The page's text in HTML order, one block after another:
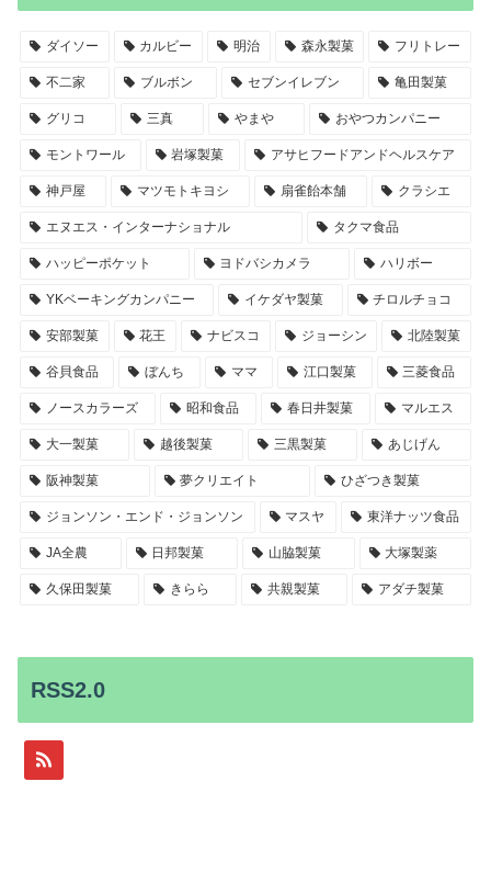
ダイソー カルビー 明治 森永製菓 フリトレー
不二家 ブルボン セブンイレブン 亀田製菓
グリコ 三真 やまや おやつカンパニー
モントワール 岩塚製菓 アサヒフードアンドヘルスケア
神戸屋 マツモトキヨシ 扇雀飴本舗 クラシエ
エヌエス・インターナショナル タクマ食品
ハッピーポケット ヨドバシカメラ ハリボー
YKベーキングカンパニー イケダヤ製菓 チロルチョコ
安部製菓 花王 ナビスコ ジョーシン 北陸製菓
谷貝食品 ぼんち ママ 江口製菓 三菱食品
ノースカラーズ 昭和食品 春日井製菓 マルエス
大一製菓 越後製菓 三黒製菓 あじげん
阪神製菓 夢クリエイト ひざつき製菓
ジョンソン・エンド・ジョンソン マスヤ 東洋ナッツ食品
JA全農 日邦製菓 山脇製菓 大塚製薬
久保田製菓 きらら 共親製菓 アダチ製菓
RSS2.0